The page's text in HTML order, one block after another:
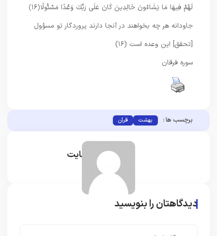
لَهُمْ فِيهَا مَا يَشَاءُونَ خَالِدِينَ كَانَ عَلَى رَبِّكَ وَعْدًا مَسْئُولًا﴿۱۶﴾
جاودانه هر چه بخواهند در آنجا دارند پروردگار تو مسؤول
[تحقق] اين وعده است (۱۶)
سوره فرقان
برچسب ها : بهشت قرآن
مدیر سایت
دیدگاهتان را بنویسید